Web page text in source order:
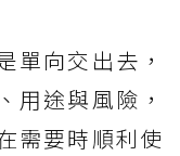
單向交出去，
用途與風險，
需要時順利使